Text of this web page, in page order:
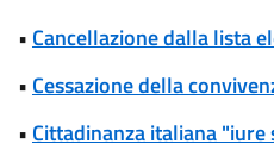
• Cancellazione dalla lista
• Cessazione della
• Cittadinanza italiana "iure